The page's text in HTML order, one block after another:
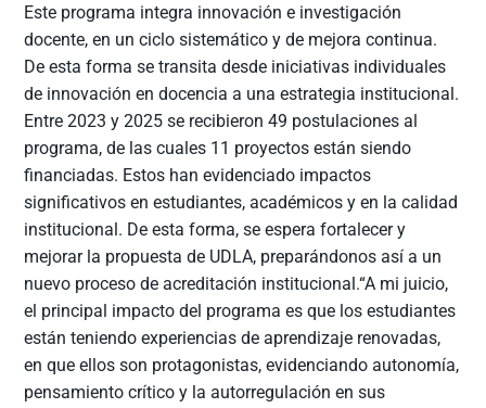
Este programa integra innovación e investigación
docente, en un ciclo sistemático y de mejora continua.
De esta forma se transita desde iniciativas individuales
de innovación en docencia a una estrategia institucional.
Entre 2023 y 2025 se recibieron 49 postulaciones al
programa, de las cuales 11 proyectos están siendo
financiadas. Estos han evidenciado impactos
significativos en estudiantes, académicos y en la calidad
institucional. De esta forma, se espera fortalecer y
mejorar la propuesta de UDLA, preparándonos así a un
nuevo proceso de acreditación institucional.“A mi juicio,
el principal impacto del programa es que los estudiantes
están teniendo experiencias de aprendizaje renovadas,
en que ellos son protagonistas, evidenciando autonomía,
pensamiento crítico y la autorregulación en sus